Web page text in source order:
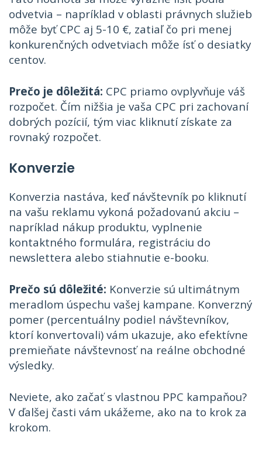
odvetvia – napríklad v oblasti právnych služieb
môže byť CPC aj 5-10 €, zatiaľ čo pri menej
konkurenčných odvetviach môže ísť o desiatky
centov.
Prečo je dôležitá: CPC priamo ovplyvňuje váš
rozpočet. Čím nižšia je vaša CPC pri zachovaní
dobrých pozícií, tým viac kliknutí získate za
rovnaký rozpočet.
Konverzie
Konverzia nastáva, keď návštevník po kliknutí
na vašu reklamu vykoná požadovanú akciu –
napríklad nákup produktu, vyplnenie
kontaktného formulára, registráciu do
newslettera alebo stiahnutie e-booku.
Prečo sú dôležité: Konverzie sú ultimátnym
meradlom úspechu vašej kampane. Konverzný
pomer (percentuálny podiel návštevníkov,
ktorí konvertovali) vám ukazuje, ako efektívne
premieňate návštevnosť na reálne obchodné
výsledky.
Neviete, ako začať s vlastnou PPC kampaňou?
V ďalšej časti vám ukážeme, ako na to krok za
krokom.